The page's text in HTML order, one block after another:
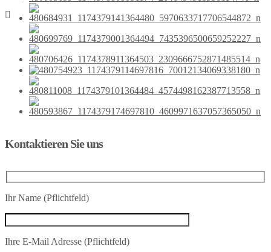
Kontaktieren Sie uns
Ihr Name (Pflichtfeld)
Ihre E-Mail Adresse (Pflichtfeld)